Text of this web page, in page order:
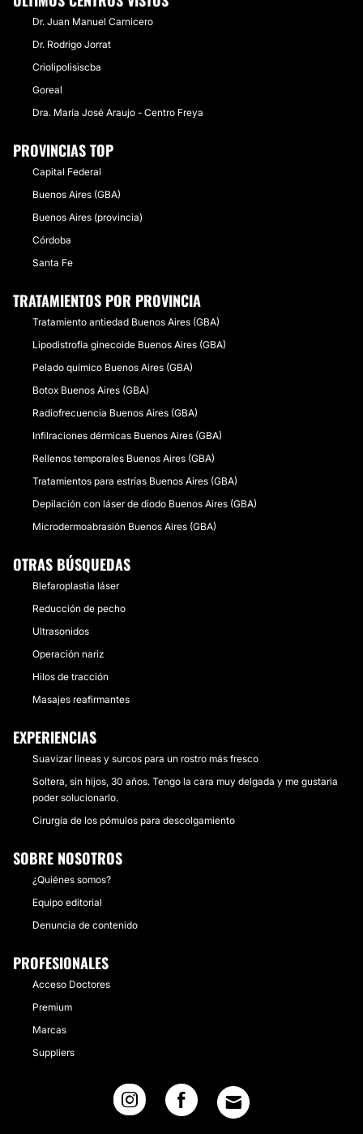
Dr. Juan Manuel Carnicero
Dr. Rodrigo Jorrat
Criolipolisiscba
Goreal
Dra. María José Araujo - Centro Freya
PROVINCIAS TOP
Capital Federal
Buenos Aires (GBA)
Buenos Aires (provincia)
Córdoba
Santa Fe
TRATAMIENTOS POR PROVINCIA
Tratamiento antiedad Buenos Aires (GBA)
Lipodistrofia ginecoide Buenos Aires (GBA)
Pelado químico Buenos Aires (GBA)
Botox Buenos Aires (GBA)
Radiofrecuencia Buenos Aires (GBA)
Infilraciones dérmicas Buenos Aires (GBA)
Rellenos temporales Buenos Aires (GBA)
Tratamientos para estrías Buenos Aires (GBA)
Depilación con láser de diodo Buenos Aires (GBA)
Microdermoabrasión Buenos Aires (GBA)
OTRAS BÚSQUEDAS
Blefaroplastia láser
Reducción de pecho
Ultrasonidos
Operación nariz
Hilos de tracción
Masajes reafirmantes
EXPERIENCIAS
Suavizar lineas y surcos para un rostro más fresco
Soltera, sin hijos, 30 años. Tengo la cara muy delgada y me gustaria
poder solucionarlo.
Cirurgía de los pómulos para descolgamiento
SOBRE NOSOTROS
¿Quiénes somos?
Equipo editorial
Denuncia de contenido
PROFESIONALES
Acceso Doctores
Premium
Marcas
Suppliers